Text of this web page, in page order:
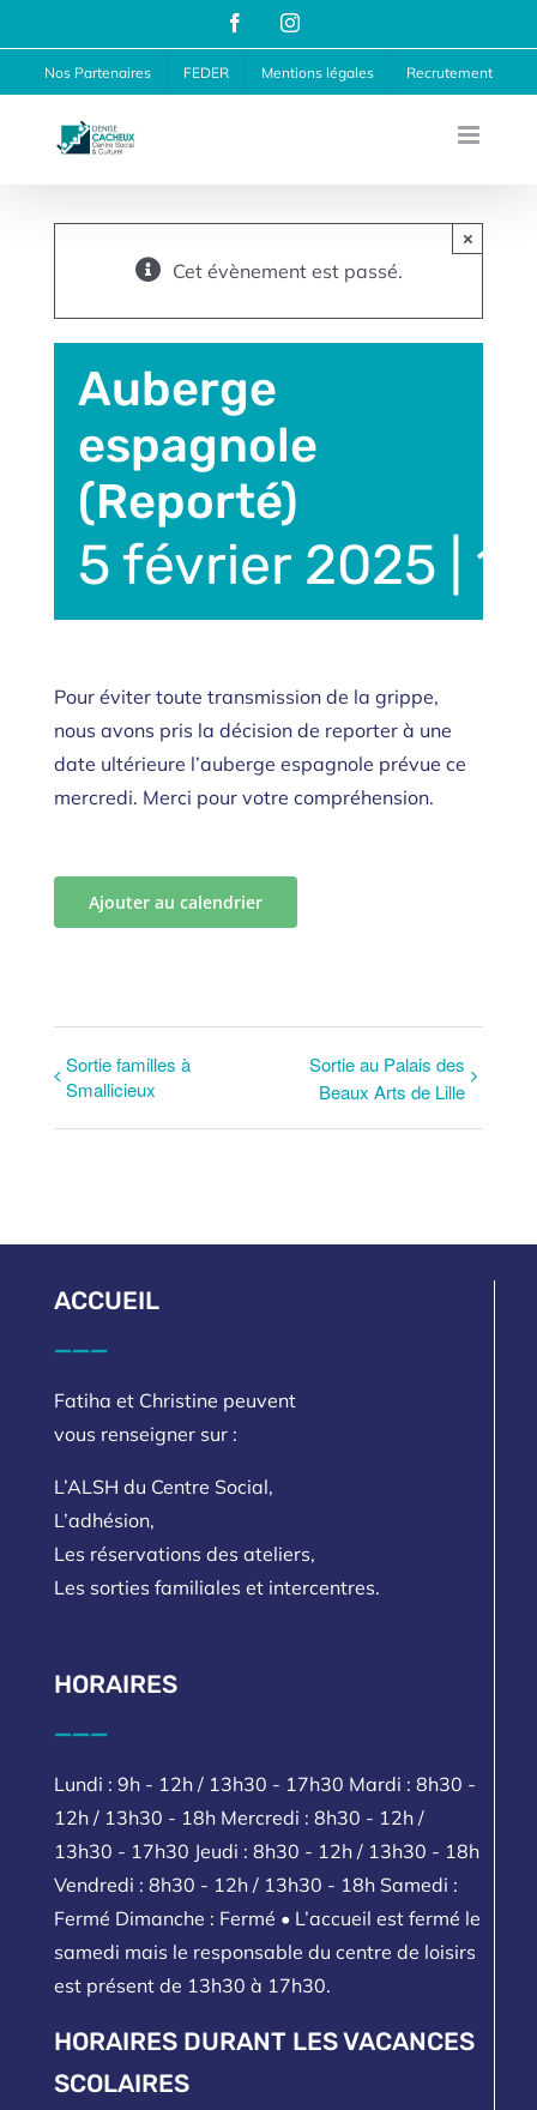
au
contenu
FacebookInstagram
Nos Partenaires FEDER Mentions légales Recrutement
Cet évènement est passé.
×
Auberge
espagnole
(Reporté)
5 février 2025 |
Pour éviter toute transmission de la grippe,
nous avons pris la décision de reporter à une
date ultérieure l’auberge espagnole prévue ce
mercredi. Merci pour votre compréhension.
Ajouter au calendrier
Sortie familles à
Smallicieux
Sortie au Palais des
Beaux Arts de Lille
ACCUEIL
___
Fatiha et Christine peuvent
vous renseigner sur :
L’ALSH du Centre Social,
L’adhésion,
Les réservations des ateliers,
Les sorties familiales et intercentres.
HORAIRES
___
Lundi : 9h - 12h / 13h30 - 17h30 Mardi : 8h30 -
12h / 13h30 - 18h Mercredi : 8h30 - 12h /
13h30 - 17h30 Jeudi : 8h30 - 12h / 13h30 - 18h
Vendredi : 8h30 - 12h / 13h30 - 18h Samedi :
Fermé Dimanche : Fermé • L’accueil est fermé le
samedi mais le responsable du centre de loisirs
est présent de 13h30 à 17h30.
HORAIRES DURANT LES VACANCES
SCOLAIRES